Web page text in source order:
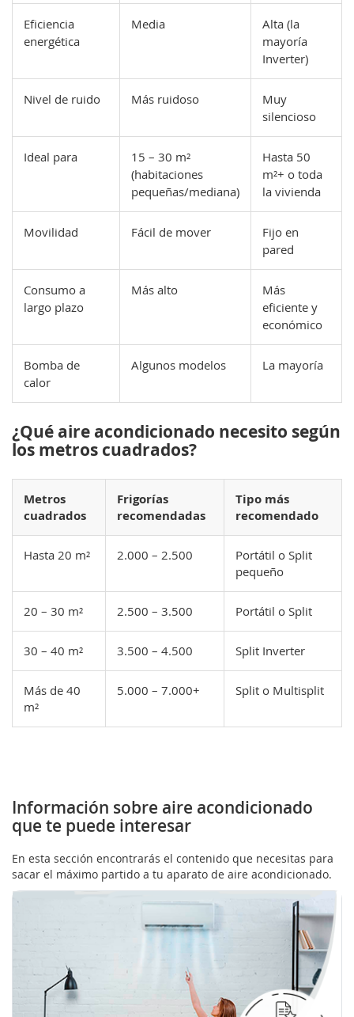
Eficiencia
energética
Media
Alta (la
mayoría
Inverter)
Nivel de ruido Más ruidoso
Muy
silencioso
Ideal para
15 – 30 m²
(habitaciones
pequeñas/mediana)
Hasta 50
m²+ o toda
la vivienda
Movilidad Fácil de mover
Fijo en
pared
Consumo a
largo plazo
Más alto
Más
eficiente y
económico
Bomba de
calor
Algunos modelos La mayoría
¿Qué aire acondicionado necesito según
los metros cuadrados?
Metros
cuadrados
Frigorías
recomendadas
Tipo más
recomendado
Hasta 20 m² 2.000 – 2.500
Portátil o Split
pequeño
20 – 30 m² 2.500 – 3.500 Portátil o Split
30 – 40 m² 3.500 – 4.500 Split Inverter
Más de 40
m²
5.000 – 7.000+ Split o Multisplit
Información sobre aire acondicionado
que te puede interesar
En esta sección encontrarás el contenido que necesitas para
sacar el máximo partido a tu aparato de aire acondicionado.